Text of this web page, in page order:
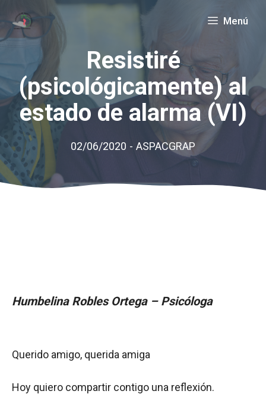
contenido
Menú
Resistiré
(psicológicamente) al
estado de alarma (VI)
02/06/2020 - ASPACGRAP
Humbelina Robles Ortega – Psicóloga
Querido amigo, querida amiga
Hoy quiero compartir contigo una reflexión.